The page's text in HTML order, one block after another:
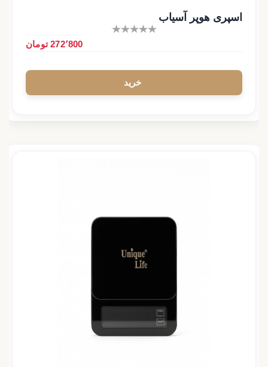
اسپری هوپر آسیاب
272٬800 تومان